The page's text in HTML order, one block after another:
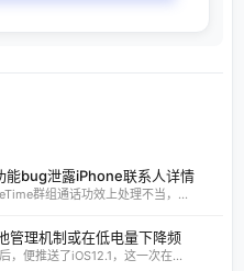
能bug泄露iPhone联系人详情
群组通话功效上处理不当，...
管理机制或在低电量下降频
便推送了iOS12.1，这一次在...